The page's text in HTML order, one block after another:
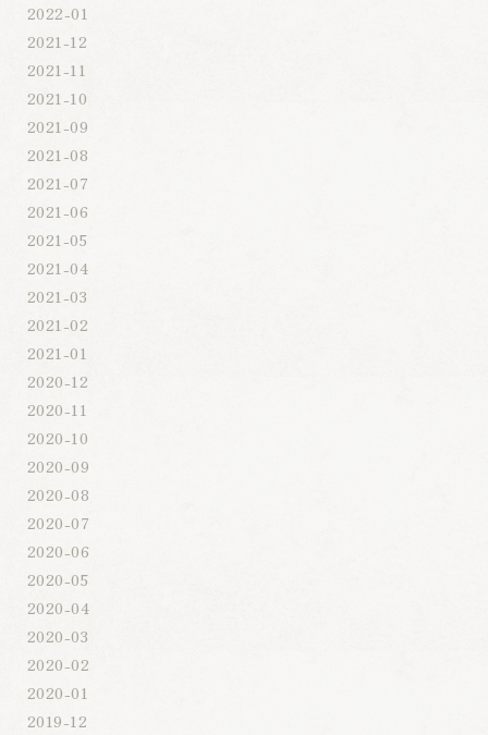
2022-01
2021-12
2021-11
2021-10
2021-09
2021-08
2021-07
2021-06
2021-05
2021-04
2021-03
2021-02
2021-01
2020-12
2020-11
2020-10
2020-09
2020-08
2020-07
2020-06
2020-05
2020-04
2020-03
2020-02
2020-01
2019-12